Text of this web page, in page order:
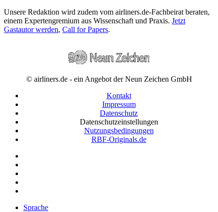
Unsere Redaktion wird zudem vom airliners.de-Fachbeirat beraten,
einem Expertengremium aus Wissenschaft und Praxis. Jetzt
Gastautor werden, Call for Papers.
© airliners.de - ein Angebot der Neun Zeichen GmbH
Kontakt
Impressum
Datenschutz
Datenschutzeinstellungen
Nutzungsbedingungen
RBF-Originals.de
Sprache